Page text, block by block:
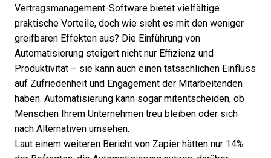
Vertragsmanagement-Software bietet vielfältige
praktische Vorteile, doch wie sieht es mit den weniger
greifbaren Effekten aus? Die Einführung von
Automatisierung steigert nicht nur Effizienz und
Produktivität – sie kann auch einen tatsächlichen Einfluss
auf Zufriedenheit und Engagement der Mitarbeitenden
haben. Automatisierung kann sogar mitentscheiden, ob
Menschen Ihrem Unternehmen treu bleiben oder sich
nach Alternativen umsehen.
Laut einem weiteren Bericht von Zapier hätten nur 14%